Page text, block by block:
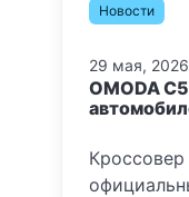
Новости
29 мая, 2026
OMODA
Кроссовер